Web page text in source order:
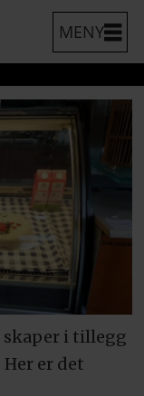
skaper i tillegg
er det